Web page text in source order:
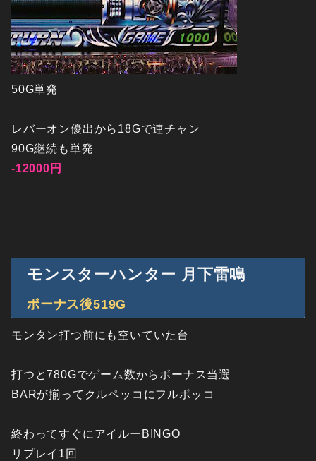
50G単発
レバーオン優出から18Gで連チャン
90G継続も単発
-12000円
モンスターハンター 月下雷鳴
ボーナス後519G
モンタン打つ前にも空いていた台
打つと780Gでゲーム数からボーナス当選
BARが揃ってクルペッコにフルボッコ
終わってすぐにアイルーBINGO
リプレイ1回